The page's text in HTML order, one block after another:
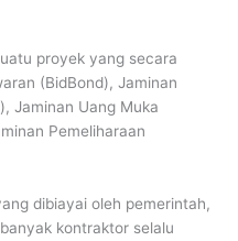
proyek yang secara
(BidBond), Jaminan
Jaminan Uang Muka
Pemeliharaan
dibiayai oleh pemerintah,
kontraktor selalu